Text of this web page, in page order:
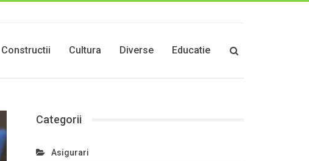
Constructii Cultura Diverse Educatie
Categorii
Asigurari